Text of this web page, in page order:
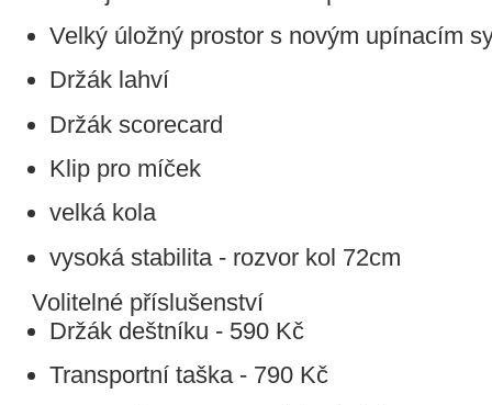
Velký úložný prostor s novým upínacím
Držák lahví
Držák scorecard
Klip pro míček
velká kola
vysoká stabilita - rozvor kol 72cm
Volitelné příslušenství
Držák deštníku - 590 Kč
Transportní taška - 790 Kč